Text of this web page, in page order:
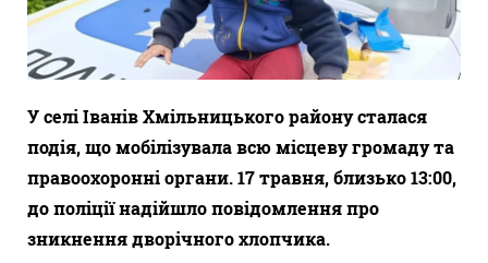
У селі Іванів Хмільницького району сталася
подія, що мобілізувала всю місцеву громаду та
правоохоронні органи. 17 травня, близько 13:00,
до поліції надійшло повідомлення про
зникнення дворічного хлопчика.